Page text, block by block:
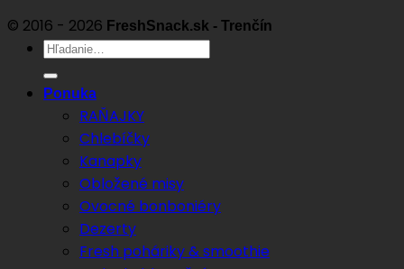
© 2016 - 2026 FreshSnack.sk - Trenčín
Hľadať:
Ponuka
RAŇAJKY
Chlebíčky
Kanapky
Obložené misy
Ovocné bonboniéry
Dezerty
Fresh poháriky & smoothie